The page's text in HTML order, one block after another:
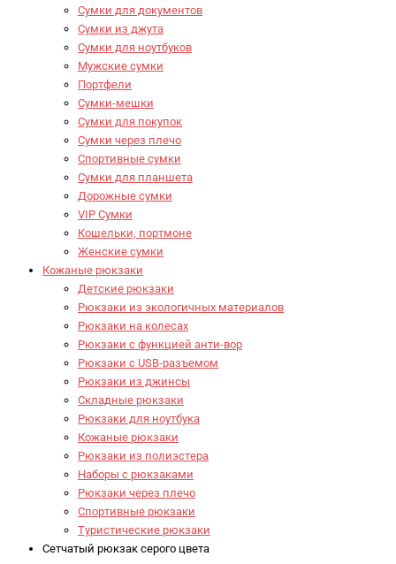
Сумки для документов
Сумки из джута
Сумки для ноутбуков
Мужские сумки
Портфели
Сумки-мешки
Сумки для покупок
Сумки через плечо
Спортивные сумки
Сумки для планшета
Дорожные сумки
VIP Сумки
Кошельки, портмоне
Женские сумки
Кожаные рюкзаки
Детские рюкзаки
Рюкзаки из экологичных материалов
Рюкзаки на колесах
Рюкзаки с функцией анти-вор
Рюкзаки с USB-разъемом
Рюкзаки из джинсы
Складные рюкзаки
Рюкзаки для ноутбука
Кожаные рюкзаки
Рюкзаки из полиэстера
Наборы с рюкзаками
Рюкзаки через плечо
Спортивные рюкзаки
Туристические рюкзаки
Сетчатый рюкзак серого цвета